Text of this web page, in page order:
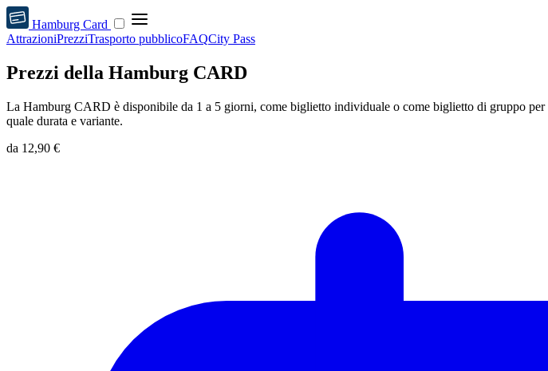
Hamburg Card
AttrazioniPrezziTrasporto pubblicoFAQCity Pass
Prezzi della Hamburg CARD
La Hamburg CARD è disponibile da 1 a 5 giorni, come biglietto individuale o come biglietto di gruppo
quale durata e variante.
da 12,90 €